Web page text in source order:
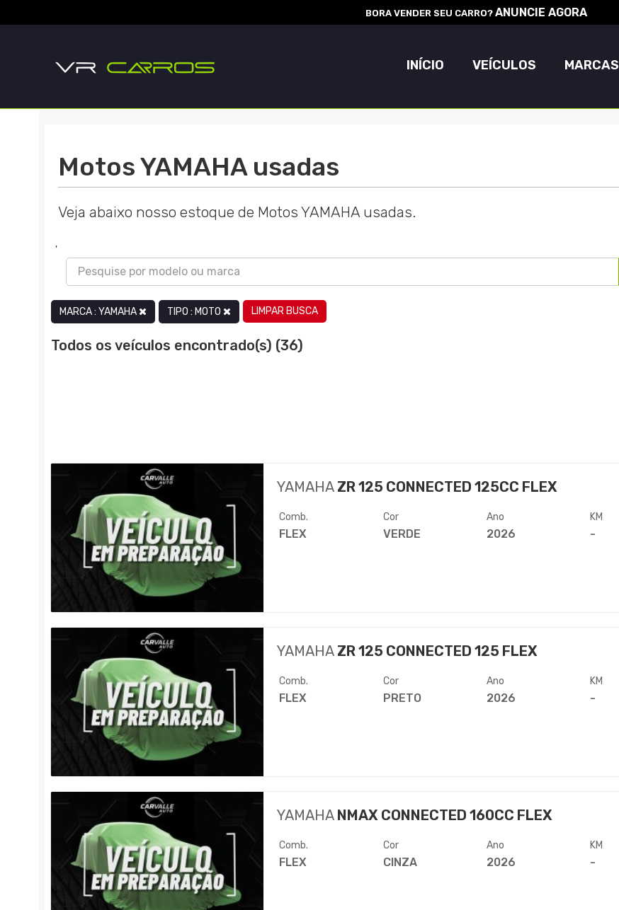
BORA VENDER SEU CARRO? ANUNCIE AGORA
INÍCIO VEÍCULOS MARCAS
Motos YAMAHA usadas
Veja abaixo nosso estoque de Motos YAMAHA usadas.
'
MARCA : YAMAHA TIPO : MOTO LIMPAR BUSCA
Todos os veículos encontrado(s) (36)
YAMAHAZR 125 CONNECTED 125CC FLEX
Comb.
FLEX
Cor
VERDE
Ano
2026
KM
-
YAMAHAZR 125 CONNECTED 125 FLEX
Comb.
FLEX
Cor
PRETO
Ano
2026
KM
-
YAMAHANMAX CONNECTED 160CC FLEX
Comb.
FLEX
Cor
CINZA
Ano
2026
KM
-